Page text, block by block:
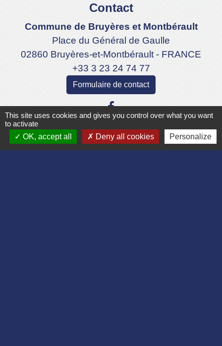
Contact
Commune de Bruyères et Montbérault
Place du Général de Gaulle
02860 Bruyères-et-Montbérault - FRANCE
+33 3 23 24 74 77
Formulaire de contact
Liens
This site uses cookies and gives you control over what you want
to activate
OK, accept all
Deny all cookies Personalize